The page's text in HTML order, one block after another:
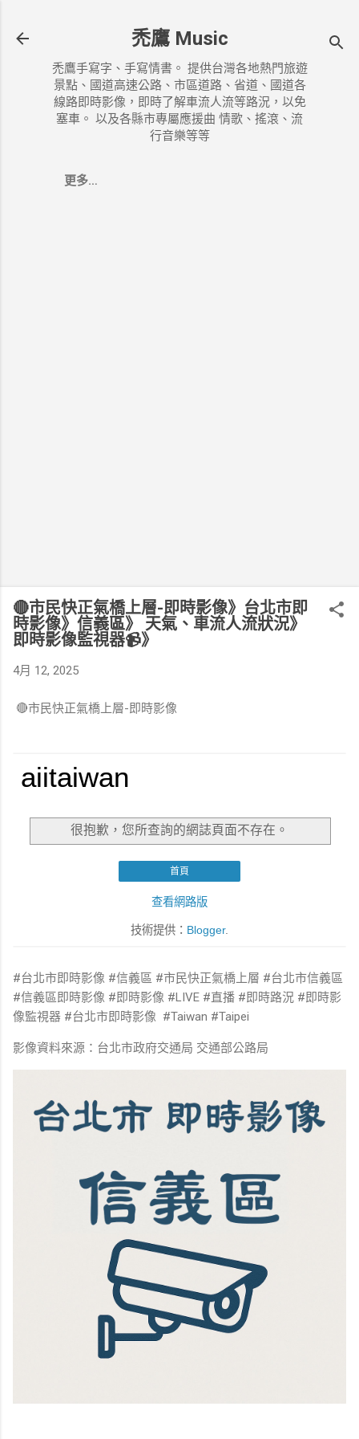
禿鷹 Music
禿鷹手寫字、手寫情書。 提供台灣各地熱門旅遊
景點、國道高速公路、市區道路、省道、國道各
線路即時影像，即時了解車流人流等路況，以免
塞車。 以及各縣市專屬應援曲 情歌、搖滾、流
行音樂等等
更多…
🔴市民快正氣橋上層-即時影像》台北市即
時影像》信義區》 天氣、車流人流狀況》
即時影像監視器📹》
4月 12, 2025
🔴市民快正氣橋上層-即時影像
#台北市即時影像 #信義區 #市民快正氣橋上層 #台北市信義區
#信義區即時影像 #即時影像 #LIVE #直播 #即時路況 #即時影
像監視器 #台北市即時影像 #Taiwan #Taipei
影像資料來源：台北市政府交通局 交通部公路局